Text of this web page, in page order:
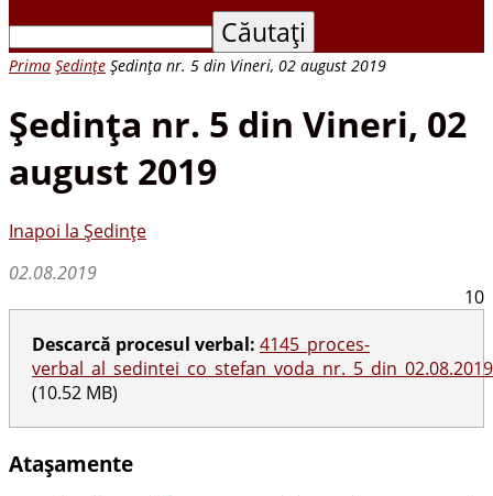
Prima Ședințe Şedinţa nr. 5 din Vineri, 02 august 2019
Şedinţa nr. 5 din Vineri, 02
august 2019
Inapoi la Ședințe
02.08.2019
10
Descarcă procesul verbal: 4145_proces-
(10.52 MB)
Atașamente